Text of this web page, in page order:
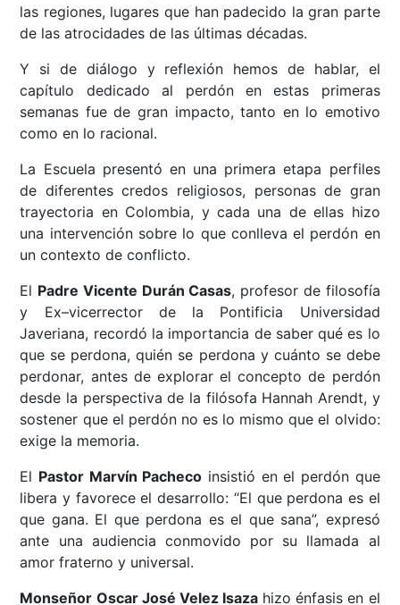
las regiones, lugares que han padecido la gran parte
de las atrocidades de las últimas décadas.
Y si de diálogo y reflexión hemos de hablar, el
capítulo dedicado al perdón en estas primeras
semanas fue de gran impacto, tanto en lo emotivo
como en lo racional.
La Escuela presentó en una primera etapa perfiles
de diferentes credos religiosos, personas de gran
trayectoria en Colombia, y cada una de ellas hizo
una intervención sobre lo que conlleva el perdón en
un contexto de conflicto.
El Padre Vicente Durán Casas, profesor de filosofía
y Ex–vicerrector de la Pontificia Universidad
Javeriana, recordó la importancia de saber qué es lo
que se perdona, quién se perdona y cuánto se debe
perdonar, antes de explorar el concepto de perdón
desde la perspectiva de la filósofa Hannah Arendt, y
sostener que el perdón no es lo mismo que el olvido:
exige la memoria.
El Pastor Marvín Pacheco insistió en el perdón que
libera y favorece el desarrollo: “El que perdona es el
que gana. El que perdona es el que sana”, expresó
ante una audiencia conmovido por su llamada al
amor fraterno y universal.
Monseñor Oscar José Velez Isaza hizo énfasis en el